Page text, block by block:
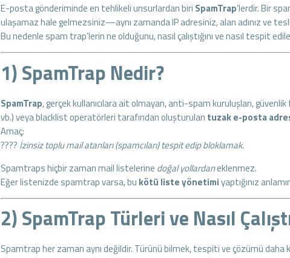
E-posta gönderiminde en tehlikeli unsurlardan biri SpamTrap’lerdir. Bir
ulaşamaz hale gelmezsiniz—aynı zamanda IP adresiniz, alan adınız ve
Bu nedenle spam trap’lerin ne olduğunu, nasıl çalıştığını ve nasıl tespit
1) SpamTrap Nedir?
SpamTrap, gerçek kullanıcılara ait olmayan, anti-spam kuruluşları,
vb.) veya blacklist operatörleri tarafından oluşturulan tuzak e-posta
Amaç:
???? İzinsiz toplu mail atanları (spamcıları) tespit edip bloklamak.
Spamtraps hiçbir zaman mail listelerine doğal yollardaneklenmez.
Eğer listenizde spamtrap varsa, bu kötü liste yönetimiyaptığınız
2) SpamTrap Türleri ve Nasıl
Spamtrap her zaman aynı değildir. Türünü bilmek, tespiti ve çözümü daha